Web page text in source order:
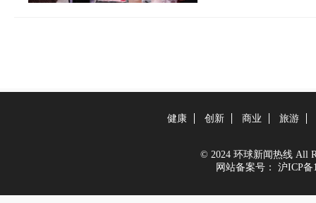
健康 创新 商业 旅游
© 2024 环球新闻热线 All
网站备案号：
沪ICP备